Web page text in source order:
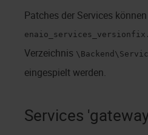
Patches der Services
Verzeichnis
eingespielt werden.
Services